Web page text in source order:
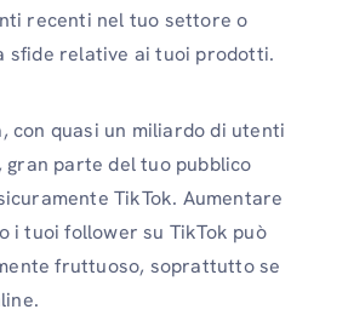
recenti nel tuo settore o
sfide relative ai tuoi prodotti.
con quasi un miliardo di utenti
parte del tuo pubblico
TikTok. Aumentare
i tuoi follower su TikTok può
fruttuoso, soprattutto se